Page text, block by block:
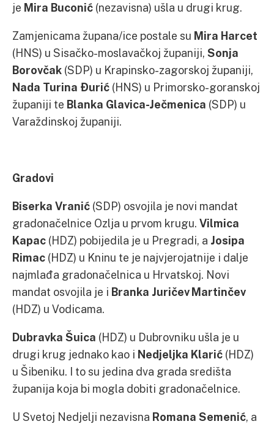
je Mira Buconić (nezavisna) ušla u drugi krug.
Zamjenicama župana/ice postale su Mira Harcet
(HNS) u Sisačko-moslavačkoj županiji, Sonja
Borovčak (SDP) u Krapinsko-zagorskoj županiji,
Nada Turina Đurić (HNS) u Primorsko-goranskoj
županiji te Blanka Glavica-Ječmenica (SDP) u
Varaždinskoj županiji.
Gradovi
Biserka Vranić (SDP) osvojila je novi mandat
gradonačelnice Ozlja u prvom krugu. Vilmica
Kapac (HDZ) pobijedila je u Pregradi, a Josipa
Rimac (HDZ) u Kninu te je najvjerojatnije i dalje
najmlađa gradonačelnica u Hrvatskoj. Novi
mandat osvojila je i Branka Juričev Martinčev
(HDZ) u Vodicama.
Dubravka Šuica (HDZ) u Dubrovniku ušla je u
drugi krug jednako kao i Nedjeljka Klarić (HDZ)
u Šibeniku. I to su jedina dva grada središta
županija koja bi mogla dobiti gradonačelnice.
U Svetoj Nedjelji nezavisna Romana Semenić, a